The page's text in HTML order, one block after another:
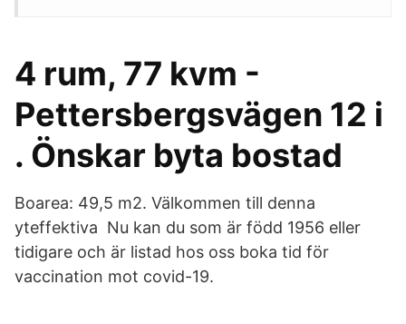
4 rum, 77 kvm -
Pettersbergsvägen 12 i
. Önskar byta bostad
Boarea: 49,5 m2. Välkommen till denna
yteffektiva Nu kan du som är född 1956 eller
tidigare och är listad hos oss boka tid för
vaccination mot covid-19.